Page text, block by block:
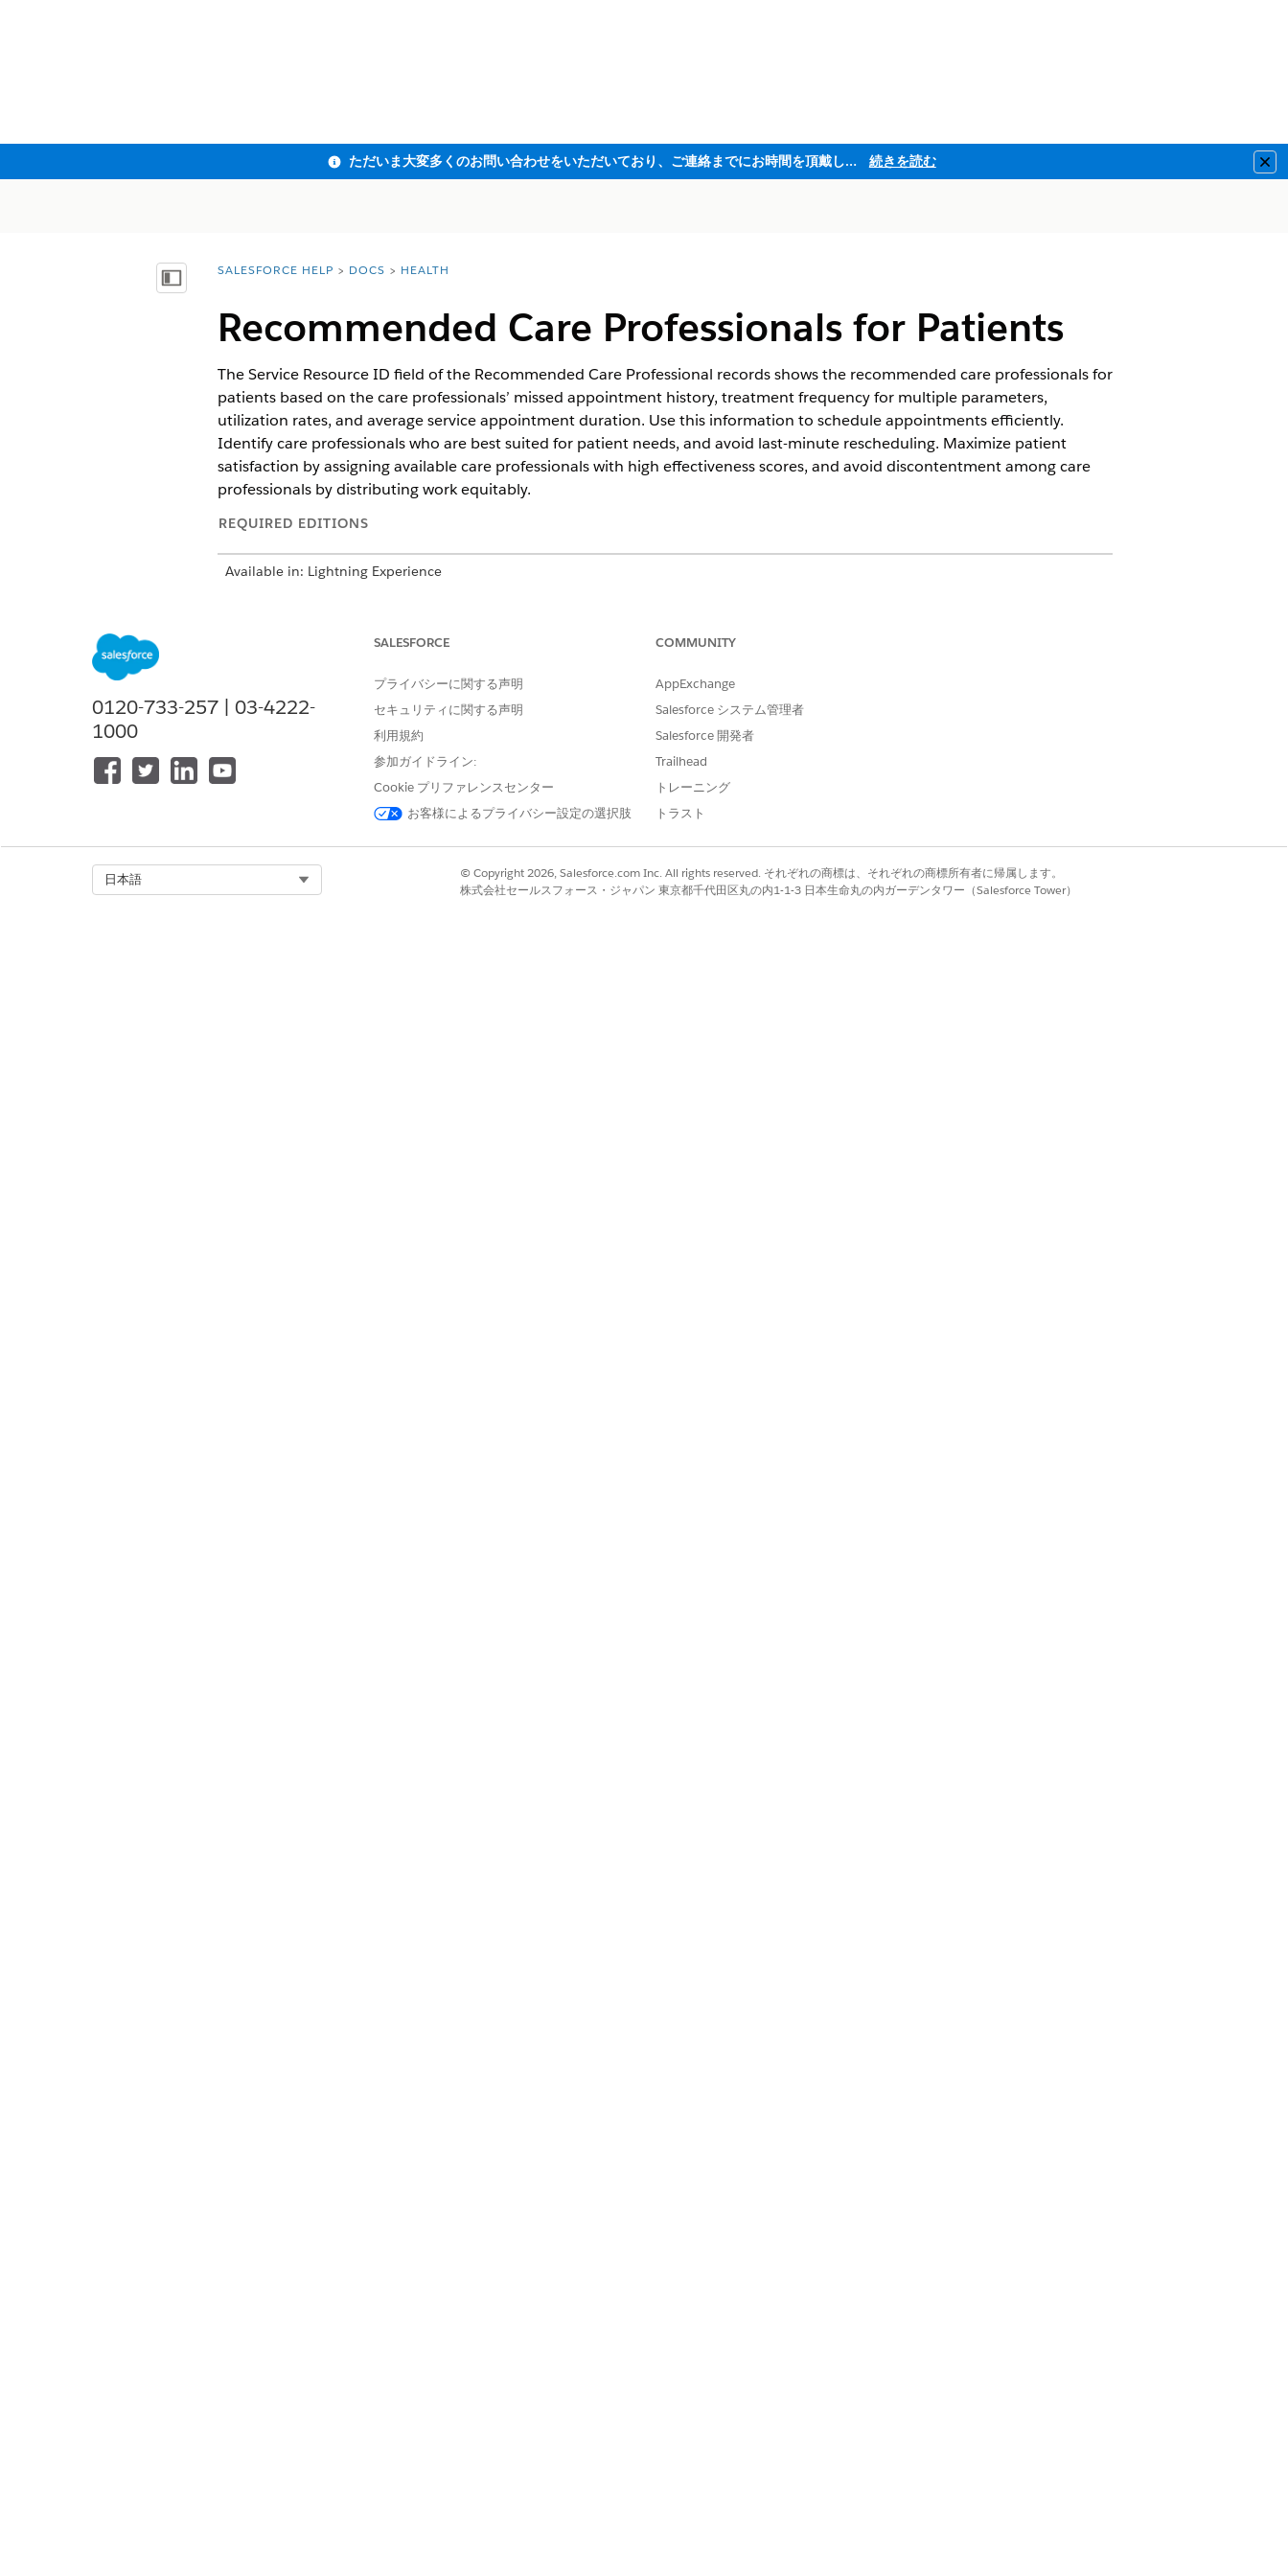
ただいま大変多くのお問い合わせをいただいており、ご連絡までにお時間を頂戴しております 続きを読む
目次を表示You are here:
SALESFORCE HELP DOCS HEALTH
Recommended Care Professionals for Patients
The Service Resource ID field of the Recommended Care Professional records shows the recommended care professionals for
patients based on the care professionals’ missed appointment history, treatment frequency for multiple parameters,
utilization rates, and average service appointment duration. Use this information to schedule appointments efficiently.
Identify care professionals who are best suited for patient needs, and avoid last-minute rescheduling. Maximize patient
satisfaction by assigning available care professionals with high effectiveness scores, and avoid discontentment among care
professionals by distributing work equitably.
REQUIRED EDITIONS
Available in: Lightning Experience
この記事で問題は解決されましたか?
ご意見をお待ちしております。
0120-733-257 | 03-4222-
1000
SALESFORCE
プライバシーに関する声明
セキュリティに関する声明
利用規約
参加ガイドライン:
Cookie プリファレンスセンター
お客様によるプライバシー設定の選択肢
COMMUNITY
AppExchange
Salesforce システム管理者
Salesforce 開発者
Trailhead
トレーニング
トラスト
日本語
© Copyright 2026, Salesforce.com Inc. All rights reserved. それぞれの商標は、それぞれの商標所有者に帰属します。
株式会社セールスフォース・ジャパン 東京都千代田区丸の内1-1-3 日本生命丸の内ガーデンタワー（Salesforce Tower）